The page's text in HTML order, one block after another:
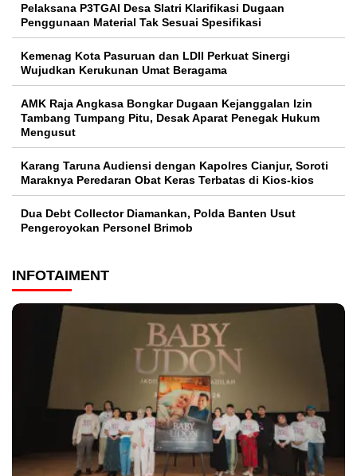
Pelaksana P3TGAI Desa Slatri Klarifikasi Dugaan
Penggunaan Material Tak Sesuai Spesifikasi
Kemenag Kota Pasuruan dan LDII Perkuat Sinergi
Wujudkan Kerukunan Umat Beragama
AMK Raja Angkasa Bongkar Dugaan Kejanggalan Izin
Tambang Tumpang Pitu, Desak Aparat Penegak Hukum
Mengusut
Karang Taruna Audiensi dengan Kapolres Cianjur, Soroti
Maraknya Peredaran Obat Keras Terbatas di Kios-kios
Dua Debt Collector Diamankan, Polda Banten Usut
Pengeroyokan Personel Brimob
INFOTAIMENT